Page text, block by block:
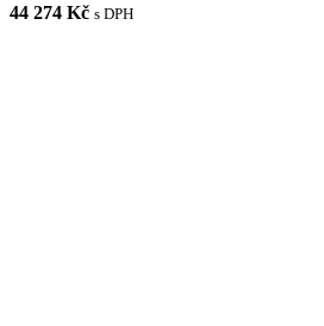
44 274 Kč s DPH